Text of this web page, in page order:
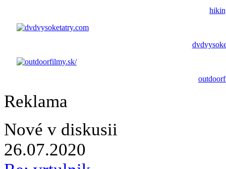
Reklama
Nové v diskusii
26.07.2020